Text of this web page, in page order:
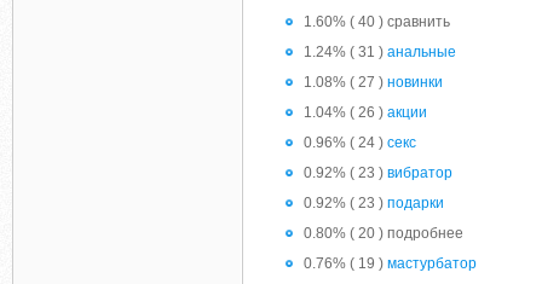
1.60% ( 40 ) сравнить
1.24% ( 31 ) анальные
1.08% ( 27 ) новинки
1.04% ( 26 ) акции
0.96% ( 24 ) секс
0.92% ( 23 ) вибратор
0.92% ( 23 ) подарки
0.80% ( 20 ) подробнее
0.76% ( 19 ) мастурбатор